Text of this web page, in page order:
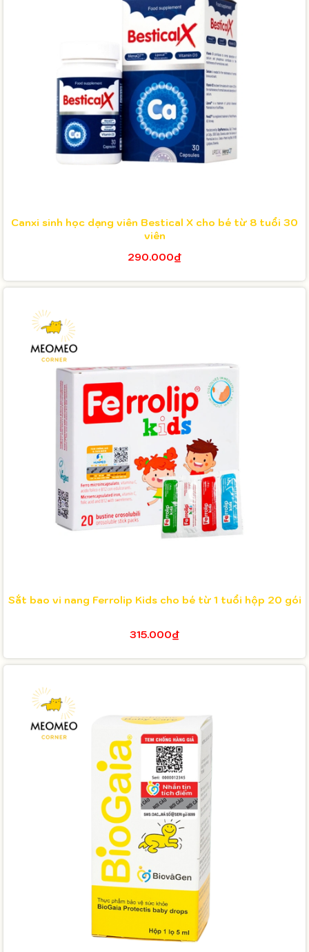
Canxi sinh học dạng viên Bestical X cho bé từ 8 tuổi 30
viên
290.000₫
Sắt bao vi nang Ferrolip Kids cho bé từ 1 tuổi hộp 20 gói
315.000₫